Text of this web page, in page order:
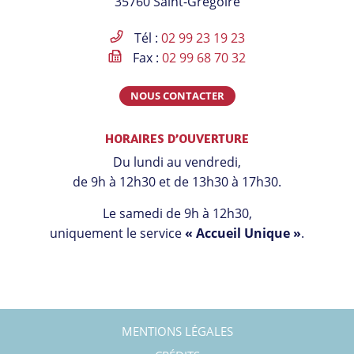
Facebook
Instagram
LinkedinYoutube
Tél : 02 99 23 19 23
Fax : 02 99 68 70 32
NOUS CONTACTER
HORAIRES D’OUVERTURE
Du lundi au vendredi,
de 9h à 12h30 et de 13h30 à 17h30.
Le samedi de 9h à 12h30,
uniquement le service« Accueil Unique ».
MENTIONS LÉGALES